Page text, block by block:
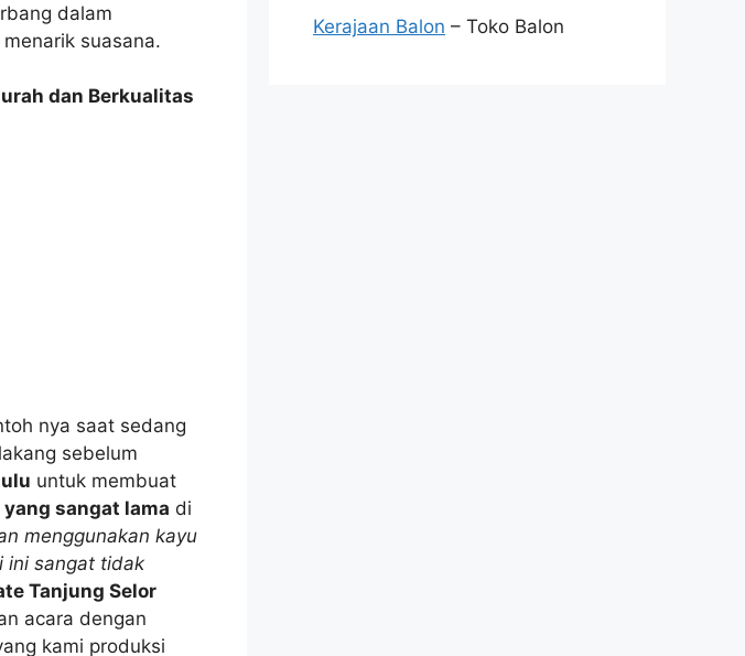
dalam
suasana.
dan Berkualitas
nya saat sedang
sebelum
untuk membuat
sangat lama di
menggunakan kayu
ini sangat tidak
Tanjung Selor
acara dengan
kami produksi
Kerajaan Balon – Toko Balon